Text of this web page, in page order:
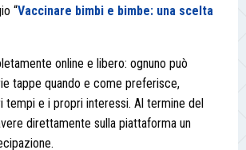
“Vaccinare bimbi e bimbe: una scelta
online e libero: ognuno può
tappe quando e come preferisce,
tempi e i propri interessi. Al termine del
direttamente sulla piattaforma un